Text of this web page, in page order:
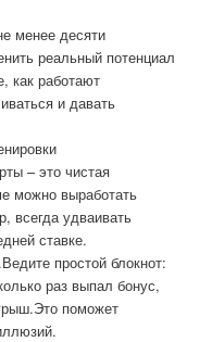
менее десяти
реальный потенциал
как работают
и давать
– это чистая
можно выработать
всегда удваивать
ставке.
простой блокнот:
раз выпал бонус,
поможет